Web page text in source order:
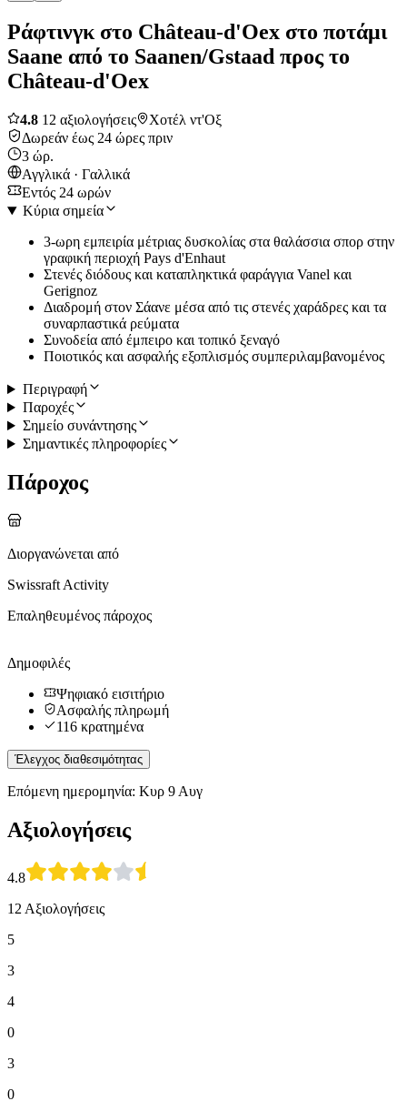
Ράφτινγκ στο Château-d'Oex στο ποτάμι
Saane από το Saanen/Gstaad προς το
Château-d'Oex
4.8 12 αξιολογήσεις
Χοτέλ ντ'Οξ
Δωρεάν έως 24 ώρες πριν
3 ώρ.
Αγγλικά · Γαλλικά
Εντός 24 ωρών
Κύρια σημεία
3-ωρη εμπειρία μέτριας δυσκολίας στα θαλάσσια σπορ στην
γραφική περιοχή Pays d'Enhaut
Στενές διόδους και καταπληκτικά φαράγγια Vanel και
Gerignoz
Διαδρομή στον Σάανε μέσα από τις στενές χαράδρες και τα
συναρπαστικά ρεύματα
Συνοδεία από έμπειρο και τοπικό ξεναγό
Ποιοτικός και ασφαλής εξοπλισμός συμπεριλαμβανομένος
Περιγραφή
Παροχές
Σημείο συνάντησης
Σημαντικές πληροφορίες
Πάροχος
Διοργανώνεται από
Swissraft Activity
Επαληθευμένος πάροχος
Δημοφιλές
Ψηφιακό εισιτήριο
Ασφαλής πληρωμή
116 κρατημένα
Έλεγχος διαθεσιμότητας
Επόμενη ημερομηνία: Κυρ 9 Αυγ
Αξιολογήσεις
4.8
12 Αξιολογήσεις
5
3
4
0
3
0